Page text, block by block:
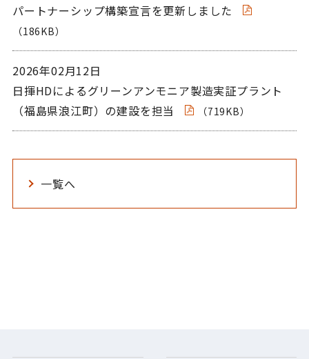
パートナーシップ構築宣言を更新しました
（186KB）
2026年02月12日
日揮HDによるグリーンアンモニア製造実証プラント
（福島県浪江町）の建設を担当
（719KB）
一覧へ